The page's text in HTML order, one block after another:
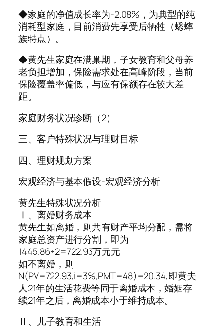
◆家庭的净值成长率为-2.08%，为典型的纯
消耗型家庭，目前消费先享受后牺牲（蟋蟀
族特点）。
◆黄先生家庭在满巢期，子女教育和父母养
老负担增加，保险需求处在高峰阶段，当前
保险覆盖率偏低，与应有保额存在较大差
距。
家庭财务状况诊断（2）
三、客户特殊状况与理财目标
四、理财规划方案
宏观经济与基本假设-宏观经济分析
黄先生特殊状况分析
Ⅰ、离婚财务成本
黄先生如离婚，则共有财产平均分配，需将
家庭总资产进行分割，即为
1445.86÷2=722.93万元元
如不离婚，则
N(PV=722.93,i=3%,PMT=48)=20.34,即黄夫
人21年的生活花费等同于离婚成本，婚姻存
续21年之后，离婚成本小于维持成本。
Ⅱ、儿子教育和生活